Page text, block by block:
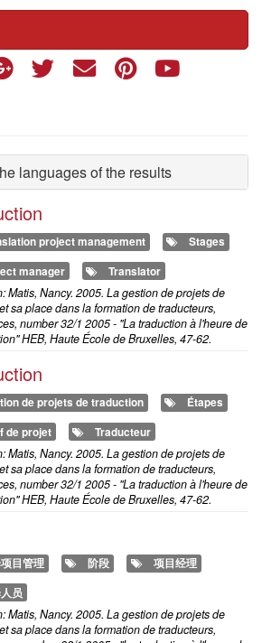
languages of the results
project management
Stages
manager
Translator
Matis, Nancy. 2005. La gestion de projets de
sa place dans la formation de traducteurs,
number 32/1 2005 - "La traduction à l'heure de
HEB, Haute École de Bruxelles, 47-62.
de projets de traduction
Étapes
de projet
Traducteur
Matis, Nancy. 2005. La gestion de projets de
sa place dans la formation de traducteurs,
number 32/1 2005 - "La traduction à l'heure de
HEB, Haute École de Bruxelles, 47-62.
目管理 阶段
项目经理
员
Matis, Nancy. 2005. La gestion de projets de
sa place dans la formation de traducteurs,